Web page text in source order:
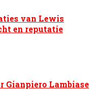
van Lewis
en reputatie
Gianpiero Lambiase